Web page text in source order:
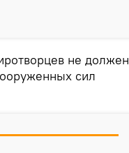
не должен
сил